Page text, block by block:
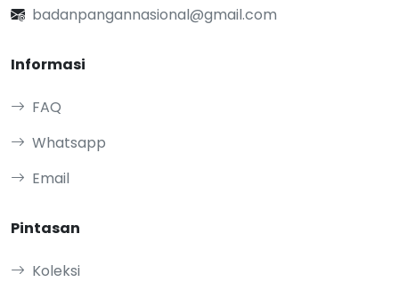
badanpangannasional@gmail.com
Informasi
FAQ
Whatsapp
Email
Pintasan
Koleksi